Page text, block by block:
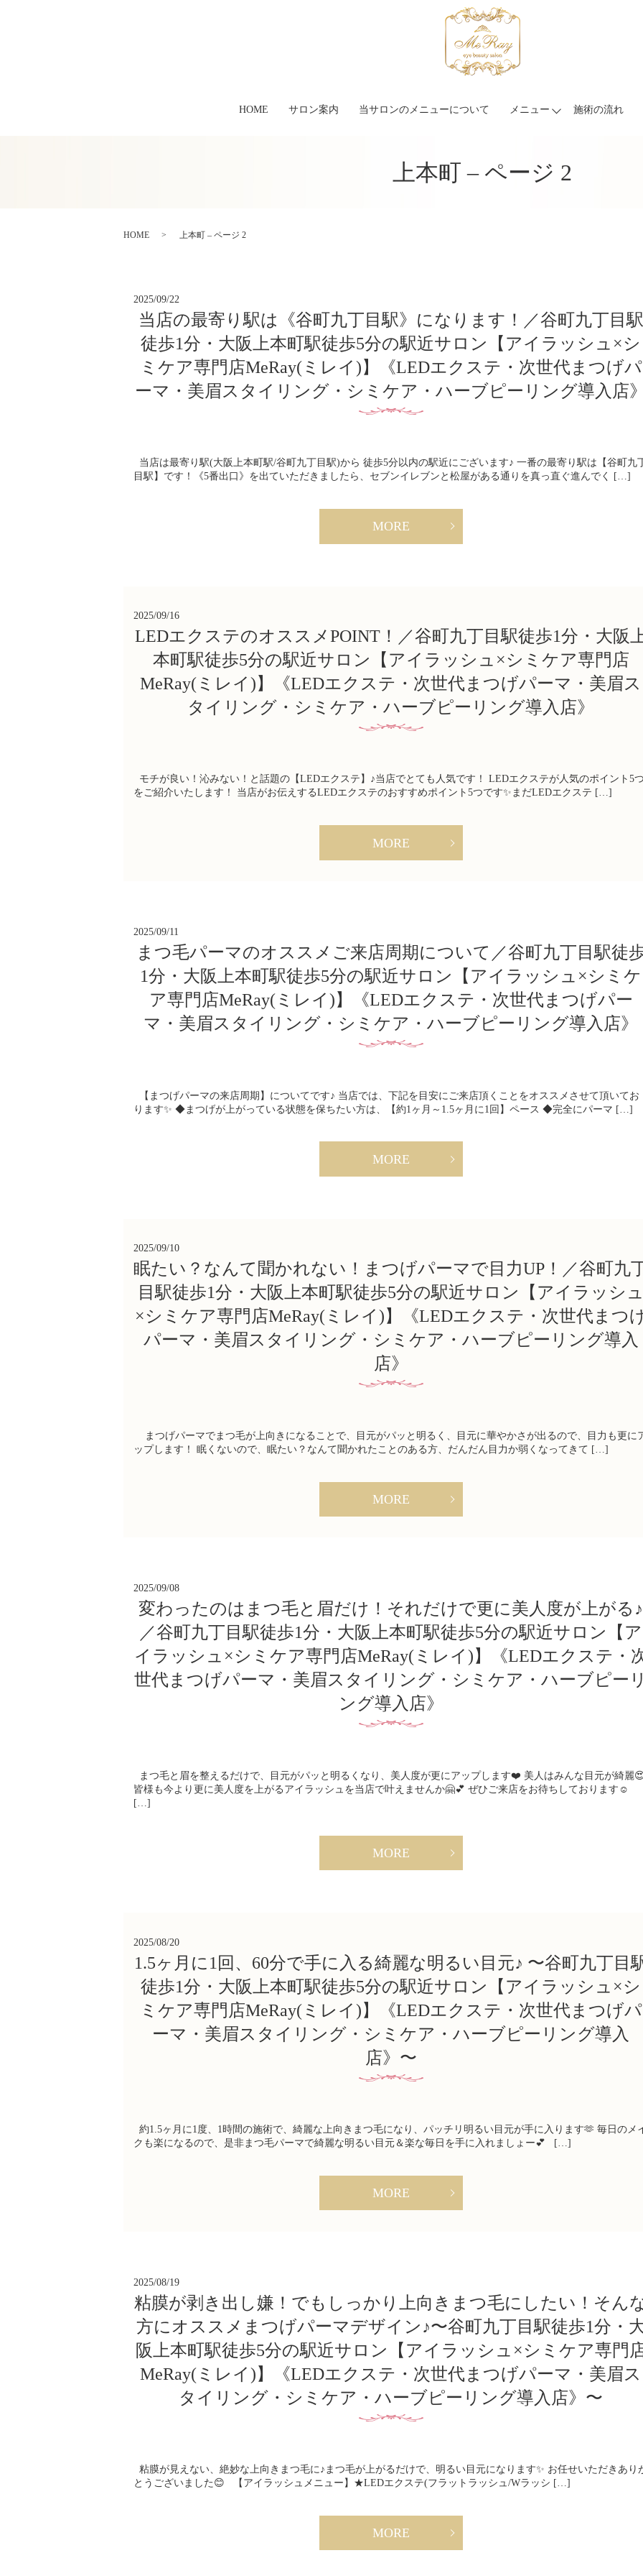
HOME サロン案内 当サロンのメニューについて メニュー 施術の流れ
上本町 – ページ 2
HOME 上本町 – ページ 2
2025/09/22
当店の最寄り駅は《谷町九丁目駅》になります！／谷町九丁目駅
徒歩1分・大阪上本町駅徒歩5分の駅近サロン【アイラッシュ×シ
ミケア専門店MeRay(ミレイ)】《LEDエクステ・次世代まつげパ
ーマ・美眉スタイリング・シミケア・ハーブピーリング導入店
当店は最寄り駅(大阪上本町駅/谷町九丁目駅)から 徒歩5分以内の駅近にございます♪ 一番の最寄り駅は【谷町九
目駅】です！《5番出口》を出ていただきましたら、セブンイレブンと松屋がある通りを真っ直ぐ進んでく […]
MORE
2025/09/16
LEDエクステのオススメPOINT！／谷町九丁目駅徒歩1分・大阪
本町駅徒歩5分の駅近サロン【アイラッシュ×シミケア専門店
MeRay(ミレイ)】《LEDエクステ・次世代まつげパーマ・美眉ス
タイリング・シミケア・ハーブピーリング導入店》
モチが良い！沁みない！と話題の【LEDエクステ】♪当店でとても人気です！ LEDエクステが人気のポイント5
をご紹介いたします！ 当店がお伝えするLEDエクステのおすすめポイント5つです✨まだLEDエクステ […]
MORE
2025/09/11
まつ毛パーマのオススメご来店周期について／谷町九丁目駅徒
1分・大阪上本町駅徒歩5分の駅近サロン【アイラッシュ×シミケ
ア専門店MeRay(ミレイ)】《LEDエクステ・次世代まつげパー
マ・美眉スタイリング・シミケア・ハーブピーリング導入店》
【まつげパーマの来店周期】についてです♪ 当店では、下記を目安にご来店頂くことをオススメさせて頂いてお
ります✨ ◆まつげが上がっている状態を保ちたい方は、【約1ヶ月～1.5ヶ月に1回】ペース ◆完全にパーマ […]
MORE
2025/09/10
眠たい？なんて聞かれない！まつげパーマで目力UP！／谷町九
目駅徒歩1分・大阪上本町駅徒歩5分の駅近サロン【アイラッシ
×シミケア専門店MeRay(ミレイ)】《LEDエクステ・次世代まつ
パーマ・美眉スタイリング・シミケア・ハーブピーリング導入
店》
まつげパーマでまつ毛が上向きになることで、目元がパッと明るく、目元に華やかさが出るので、目力も更に
ップします！ 眠くないので、眠たい？なんて聞かれたことのある方、だんだん目力か弱くなってきて […]
MORE
2025/09/08
変わったのはまつ毛と眉だけ！それだけで更に美人度が上がる♪
／谷町九丁目駅徒歩1分・大阪上本町駅徒歩5分の駅近サロン【ア
イラッシュ×シミケア専門店MeRay(ミレイ)】《LEDエクステ・
世代まつげパーマ・美眉スタイリング・シミケア・ハーブピー
ング導入店》
まつ毛と眉を整えるだけで、目元がパッと明るくなり、美人度が更にアップします❤️ 美人はみんな目元が綺麗
皆様も今より更に美人度を上がるアイラッシュを当店で叶えませんか🤗💕 ぜひご来店をお待ちしております☺️
[…]
MORE
2025/08/20
1.5ヶ月に1回、60分で手に入る綺麗な明るい目元♪ 〜谷町九丁目
徒歩1分・大阪上本町駅徒歩5分の駅近サロン【アイラッシュ×シ
ミケア専門店MeRay(ミレイ)】《LEDエクステ・次世代まつげパ
ーマ・美眉スタイリング・シミケア・ハーブピーリング導入
店》〜
約1.5ヶ月に1度、1時間の施術で、綺麗な上向きまつ毛になり、パッチリ明るい目元が手に入ります🫶 毎日のメ
クも楽になるので、是非まつ毛パーマで綺麗な明るい目元＆楽な毎日を手に入れましょー💕 […]
MORE
2025/08/19
粘膜が剥き出し嫌！でもしっかり上向きまつ毛にしたい！そん
方にオススメまつげパーマデザイン♪〜谷町九丁目駅徒歩1分・
阪上本町駅徒歩5分の駅近サロン【アイラッシュ×シミケア専門
MeRay(ミレイ)】《LEDエクステ・次世代まつげパーマ・美眉ス
タイリング・シミケア・ハーブピーリング導入店》〜
粘膜が見えない、絶妙な上向きまつ毛に♪まつ毛が上がるだけで、明るい目元になります✨ お任せいただきあり
とうございました😊 【アイラッシュメニュー】★LEDエクステ(フラットラッシュ/Wラッシ […]
MORE